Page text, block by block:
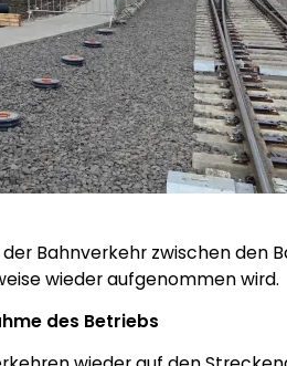
Bahnverkehr zwischen den
wieder aufgenommen wird.
des Betriebs